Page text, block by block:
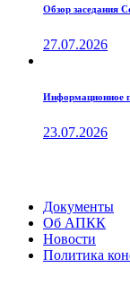
Обзор заседания
27.07.2026
Информационное
23.07.2026
Документы
Об АПКК
Новости
Политика